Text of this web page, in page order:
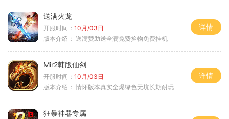
送满火龙
开服时间： 10月/03日
版本介绍： 送满赞助送全满免费捡物免费挂机
详情
Mir2韩版仙剑
开服时间： 10月/03日
版本介绍： 情怀版本真实全爆绿色无坑长期耐玩
详情
狂暴神器专属